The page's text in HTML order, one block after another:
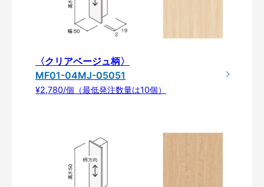
〈クリアベージュ柄〉
MF01-04MJ-05051
¥2,780/個（最低発注数量は10個）